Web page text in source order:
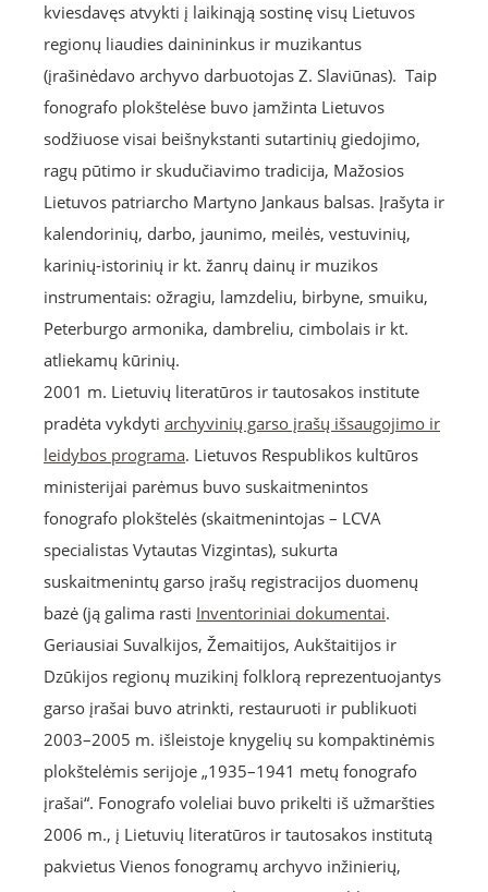
kviesdavęs atvykti į laikinąją sostinę visų Lietuvos
regionų liaudies dainininkus ir muzikantus
(įrašinėdavo archyvo darbuotojas Z. Slaviūnas). Taip
fonografo plokštelėse buvo įamžinta Lietuvos
sodžiuose visai beišnykstanti sutartinių giedojimo,
ragų pūtimo ir skudučiavimo tradicija, Mažosios
Lietuvos patriarcho Martyno Jankaus balsas. Įrašyta ir
kalendorinių, darbo, jaunimo, meilės, vestuvinių,
karinių-istorinių ir kt. žanrų dainų ir muzikos
instrumentais: ožragiu, lamzdeliu, birbyne, smuiku,
Peterburgo armonika, dambreliu, cimbolais ir kt.
atliekamų kūrinių.
2001 m. Lietuvių literatūros ir tautosakos institute
pradėta vykdyti archyvinių garso įrašų išsaugojimo ir
leidybos programa. Lietuvos Respublikos kultūros
ministerijai parėmus buvo suskaitmenintos
fonografo plokštelės (skaitmenintojas – LCVA
specialistas Vytautas Vizgintas), sukurta
suskaitmenintų garso įrašų registracijos duomenų
bazė (ją galima rasti Inventoriniai dokumentai.
Geriausiai Suvalkijos, Žemaitijos, Aukštaitijos ir
Dzūkijos regionų muzikinį folklorą reprezentuojantys
garso įrašai buvo atrinkti, restauruoti ir publikuoti
2003–2005 m. išleistoje knygelių su kompaktinėmis
plokštelėmis serijoje „1935–1941 metų fonografo
įrašai“. Fonografo voleliai buvo prikelti iš užmaršties
2006 m., į Lietuvių literatūros ir tautosakos institutą
pakvietus Vienos fonogramų archyvo inžinierių,